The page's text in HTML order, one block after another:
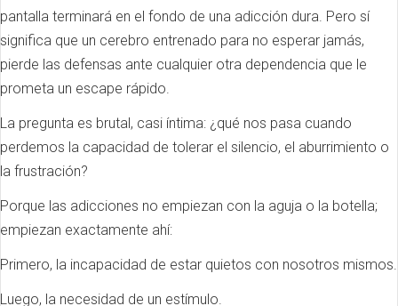
pantalla terminará en el fondo de una adicción dura. Pero sí
significa que un cerebro entrenado para no esperar jamás,
pierde las defensas ante cualquier otra dependencia que le
prometa un escape rápido.
La pregunta es brutal, casi íntima: ¿qué nos pasa cuando
perdemos la capacidad de tolerar el silencio, el aburrimiento o
la frustración?
Porque las adicciones no empiezan con la aguja o la botella;
empiezan exactamente ahí:
Primero, la incapacidad de estar quietos con nosotros mismos.
Luego, la necesidad de un estímulo.